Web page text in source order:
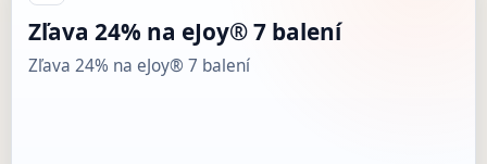
Zľava 24% na eJoy® 7 balení
Zľava 24% na eJoy® 7 balení